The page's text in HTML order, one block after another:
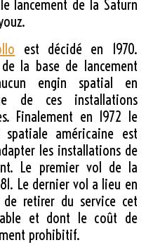
lancement de la Saturn
est décidé en 1970.
la base de lancement
engin spatial en
de ces installations
Finalement en 1972 le
américaine est
les installations de
Le premier vol de la
Le dernier vol a lieu en
de retirer du service cet
et dont le coût de
prohibitif.